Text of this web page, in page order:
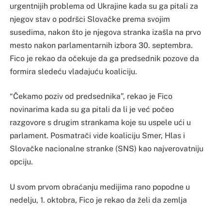
urgentnijih problema od Ukrajine kada su ga pitali za
njegov stav o podršci Slovačke prema svojim
susedima, nakon što je njegova stranka izašla na prvo
mesto nakon parlamentarnih izbora 30. septembra.
Fico je rekao da očekuje da ga predsednik pozove da
formira sledeću vladajuću koaliciju.
“Čekamo poziv od predsednika”, rekao je Fico
novinarima kada su ga pitali da li je već počeo
razgovore s drugim strankama koje su uspele ući u
parlament. Posmatrači vide koaliciju Smer, Hlas i
Slovačke nacionalne stranke (SNS) kao najverovatniju
opciju.
U svom prvom obraćanju medijima rano popodne u
nedelju, 1. oktobra, Fico je rekao da želi da zemlja